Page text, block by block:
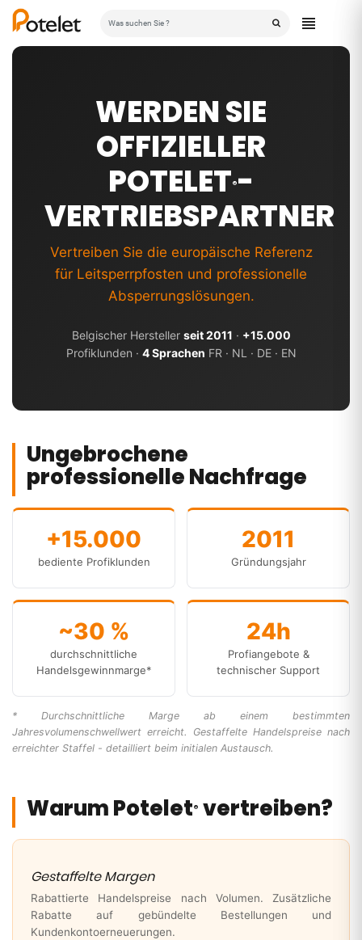
WERDEN SIE
OFFIZIELLER
POTELET®-
VERTRIEBSPARTNER
Vertreiben Sie die europäische Referenz
für Leitsperrpfosten und professionelle
Absperrungslösungen.
Belgischer Hersteller seit 2011 · +15.000
Profiklunden · 4 Sprachen FR · NL · DE · EN
Ungebrochene
professionelle Nachfrage
+15.000
bediente Profiklunden
2011
Gründungsjahr
~30 %
durchschnittliche
Handelsgewinnmarge*
24h
Profiangebote &
technischer Support
* Durchschnittliche Marge ab einem bestimmten
Jahresvolumenschwellwert erreicht. Gestaffelte Handelspreise nach
erreichter Staffel - detailliert beim initialen Austausch.
Warum Potelet® vertreiben?
Gestaffelte Margen
Rabattierte Handelspreise nach Volumen. Zusätzliche
Rabatte auf gebündelte Bestellungen und
Kundenkontoerneuerungen.